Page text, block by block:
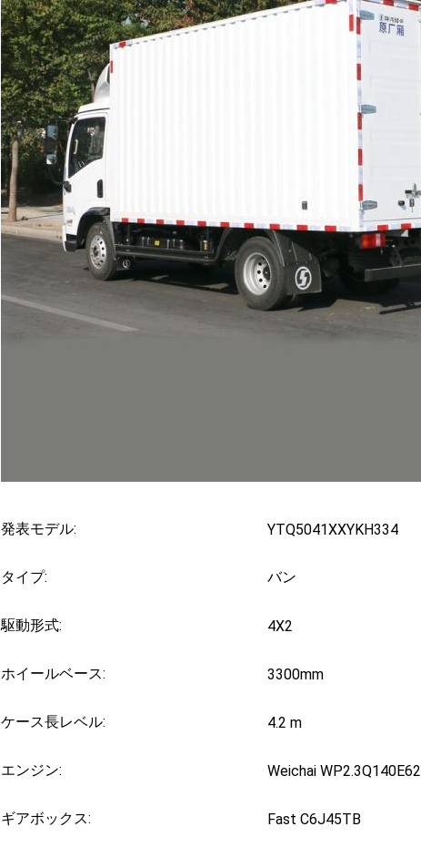
発表モデル: YTQ5041XXYKH334
タイプ: バン
駆動形式: 4X2
ホイールベース: 3300mm
ケース長レベル: 4.2 m
エンジン: Weichai WP2.3Q140E62
ギアボックス: Fast C6J45TB